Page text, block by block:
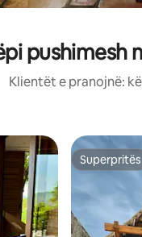
pushimesh
Klientët e pranojnë:
Superpritës
Superpritës